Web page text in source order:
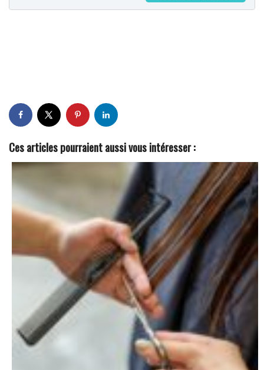
Ces articles pourraient aussi vous intéresser :